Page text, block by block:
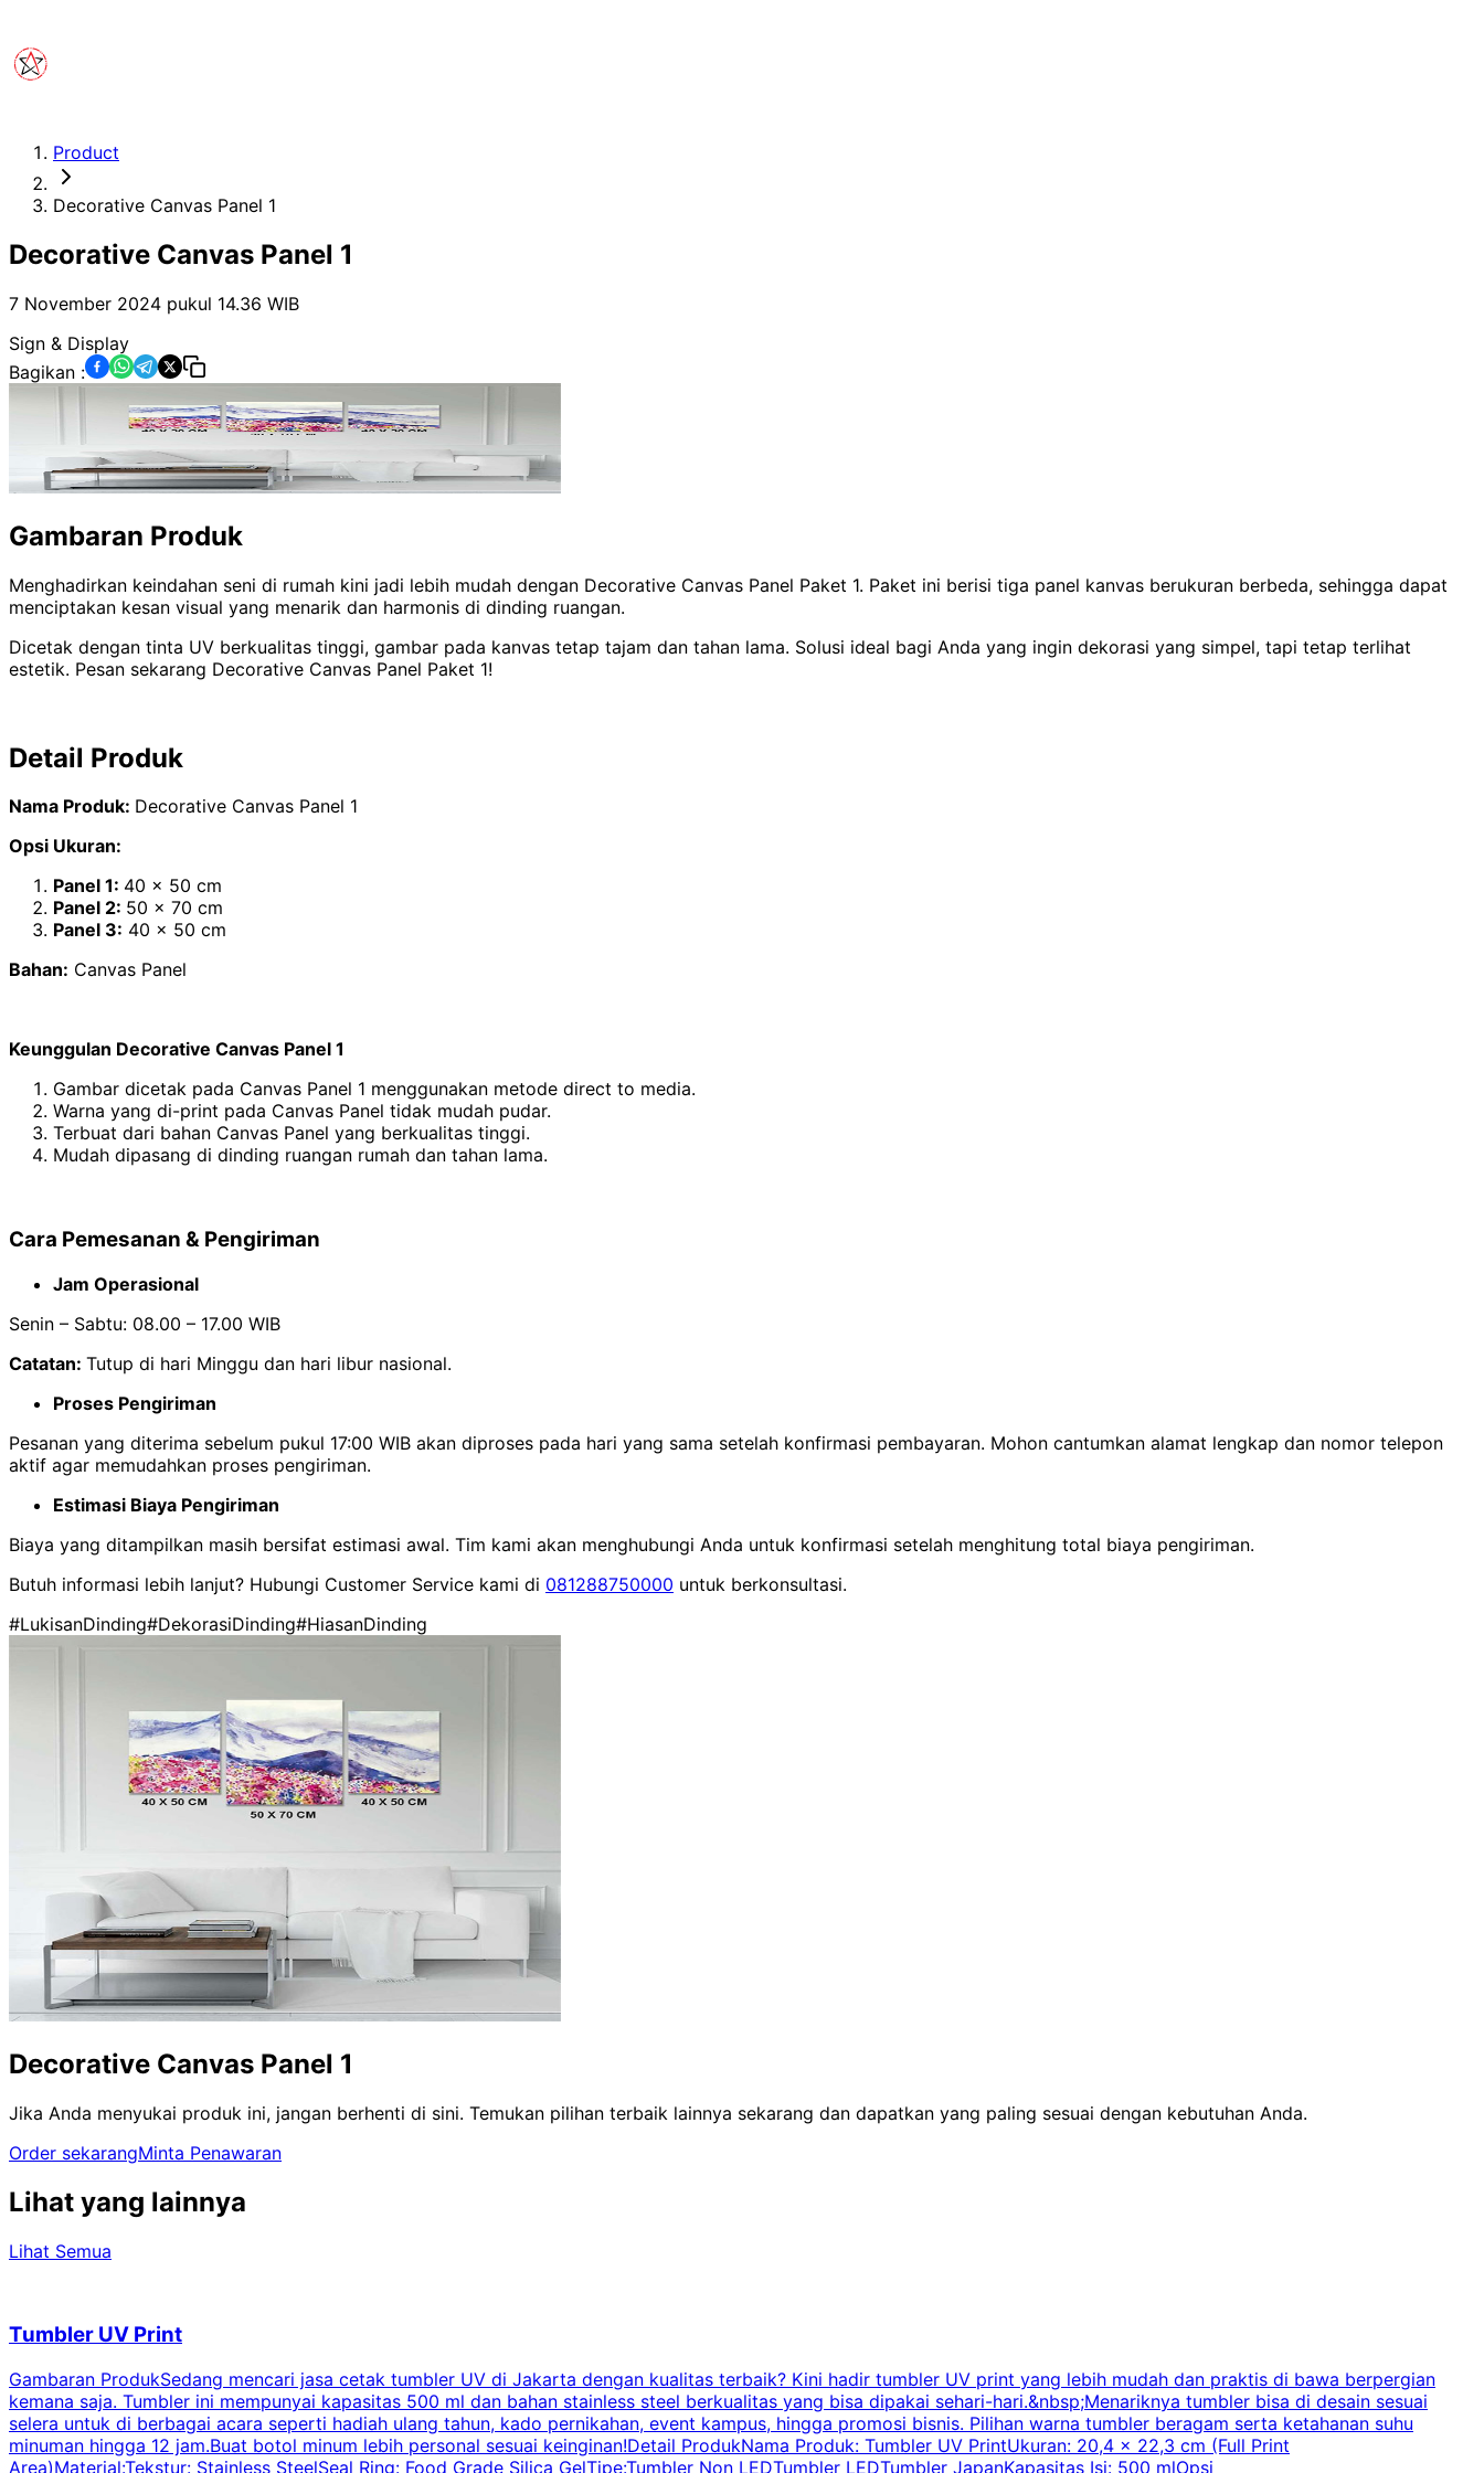
Product
Decorative Canvas Panel 1
Decorative Canvas Panel 1
7 November 2024 pukul 14.36 WIB
Sign & Display
Bagikan :
Gambaran Produk
Menghadirkan keindahan seni di rumah kini jadi lebih mudah dengan Decorative Canvas Panel Paket 1. Paket ini berisi tiga panel kanvas berukuran berbeda, sehingga dapat
menciptakan kesan visual yang menarik dan harmonis di dinding ruangan.
Dicetak dengan tinta UV berkualitas tinggi, gambar pada kanvas tetap tajam dan tahan lama. Solusi ideal bagi Anda yang ingin dekorasi yang simpel, tapi tetap terlihat
estetik. Pesan sekarang Decorative Canvas Panel Paket 1!
Detail Produk
Nama Produk: Decorative Canvas Panel 1
Opsi Ukuran:
Panel 1: 40 x 50 cm
Panel 2: 50 x 70 cm
Panel 3: 40 x 50 cm
Bahan: Canvas Panel
Keunggulan Decorative Canvas Panel 1
Gambar dicetak pada Canvas Panel 1 menggunakan metode direct to media.
Warna yang di-print pada Canvas Panel tidak mudah pudar.
Terbuat dari bahan Canvas Panel yang berkualitas tinggi.
Mudah dipasang di dinding ruangan rumah dan tahan lama.
Cara Pemesanan & Pengiriman
Jam Operasional
Senin – Sabtu: 08.00 – 17.00 WIB
Catatan: Tutup di hari Minggu dan hari libur nasional.
Proses Pengiriman
Pesanan yang diterima sebelum pukul 17:00 WIB akan diproses pada hari yang sama setelah konfirmasi pembayaran. Mohon cantumkan alamat lengkap dan nomor telepon
aktif agar memudahkan proses pengiriman.
Estimasi Biaya Pengiriman
Biaya yang ditampilkan masih bersifat estimasi awal. Tim kami akan menghubungi Anda untuk konfirmasi setelah menghitung total biaya pengiriman.
Butuh informasi lebih lanjut? Hubungi Customer Service kami di 081288750000 untuk berkonsultasi.
#LukisanDinding#DekorasiDinding#HiasanDinding
Decorative Canvas Panel 1
Jika Anda menyukai produk ini, jangan berhenti di sini. Temukan pilihan terbaik lainnya sekarang dan dapatkan yang paling sesuai dengan kebutuhan Anda.
Order sekarangMinta Penawaran
Lihat yang lainnya
Lihat Semua
Tumbler UV Print
Gambaran ProdukSedang mencari jasa cetak tumbler UV di Jakarta dengan kualitas terbaik? Kini hadir tumbler UV print yang lebih mudah dan praktis di bawa berpergian
kemana saja. Tumbler ini mempunyai kapasitas 500 ml dan bahan stainless steel berkualitas yang bisa dipakai sehari-hari.&nbsp;Menariknya tumbler bisa di desain sesuai
selera untuk di berbagai acara seperti hadiah ulang tahun, kado pernikahan, event kampus, hingga promosi bisnis. Pilihan warna tumbler beragam serta ketahanan suhu
minuman hingga 12 jam.Buat botol minum lebih personal sesuai keinginan!Detail ProdukNama Produk: Tumbler UV PrintUkuran: 20,4 x 22,3 cm (Full Print
Area)Material:Tekstur: Stainless SteelSeal Ring: Food Grade Silica GelTipe:Tumbler Non LEDTumbler LEDTumbler JapanKapasitas Isi: 500 mlOpsi